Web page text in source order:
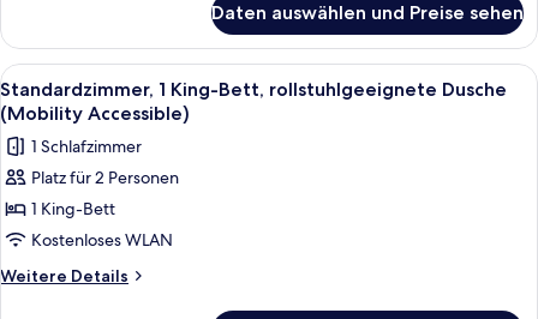
1 King-
Bett
Daten auswählen und Preise sehen
Alle
Fotos
für
Standardzimmer,
1 King-
Bett,
rollstuhlgeeignete
Dusche
Ein Hotelzimmer mit einem Bett,
4
Standardzimmer, 1 King-Bett, rollstuhlgeeignete Dusche
(Mobility Accessible)
1 Schlafzimmer
Platz für 2 Personen
1 King-Bett
Kostenloses WLAN
Weitere Details
Weitere